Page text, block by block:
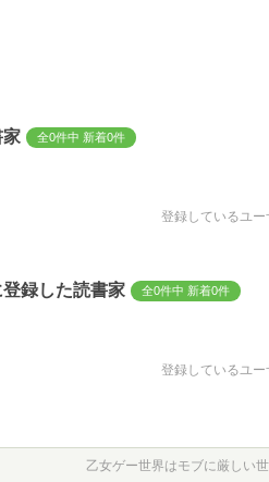
家 全0件中 新着0件
登録しているユ
録した読書家 全0件中 新着0件
登録しているユ
乙女ゲー世界はモブに厳しい